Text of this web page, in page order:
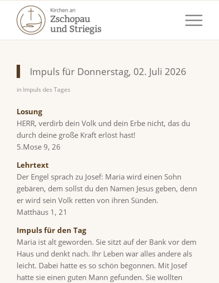
Impuls für Donnerstag, 02. Juli 2026
in Impuls des Tages
Losung
HERR, verdirb dein Volk und dein Erbe nicht, das du
durch deine große Kraft erlöst hast!
5.Mose 9, 26
Lehrtext
Der Engel sprach zu Josef: Maria wird einen Sohn
gebären, dem sollst du den Namen Jesus geben, denn
er wird sein Volk retten von ihren Sünden.
Matthäus 1, 21
Impuls für den Tag
Maria ist alt geworden. Sie sitzt auf der Bank vor dem
Haus und denkt nach. Ihr Leben war alles andere als
leicht. Dabei hatte es so schön begonnen. Mit Josef
hatte sie einen guten Mann gefunden. Sie wollten